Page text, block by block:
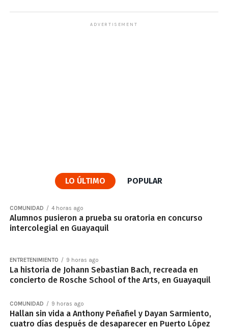
ADVERTISEMENT
LO ÚLTIMO POPULAR
COMUNIDAD 4 horas ago
Alumnos pusieron a prueba su oratoria en concurso
intercolegial en Guayaquil
ENTRETENIMIENTO 9 horas ago
La historia de Johann Sebastian Bach, recreada en
concierto de Rosche School of the Arts, en Guayaquil
COMUNIDAD 9 horas ago
Hallan sin vida a Anthony Peñafiel y Dayan Sarmiento,
cuatro días después de desaparecer en Puerto López